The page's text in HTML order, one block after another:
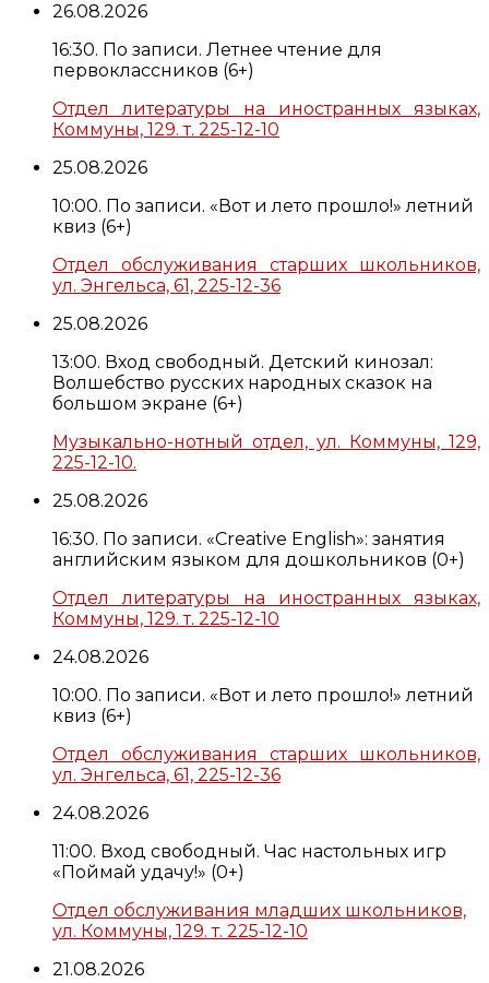
26.08.2026
16:30. По записи. Летнее чтение для
первоклассников (6+)
Отдел литературы на иностранных языках,
Коммуны, 129. т. 225-12-10
25.08.2026
10:00. По записи. «Вот и лето прошло!» летний
квиз (6+)
Отдел обслуживания старших школьников,
ул. Энгельса, 61, 225-12-36
25.08.2026
13:00. Вход свободный. Детский кинозал:
Волшебство русских народных сказок на
большом экране (6+)
Музыкально-нотный отдел, ул. Коммуны, 129,
225-12-10.
25.08.2026
16:30. По записи. «Creative English»: занятия
английским языком для дошкольников (0+)
Отдел литературы на иностранных языках,
Коммуны, 129. т. 225-12-10
24.08.2026
10:00. По записи. «Вот и лето прошло!» летний
квиз (6+)
Отдел обслуживания старших школьников,
ул. Энгельса, 61, 225-12-36
24.08.2026
11:00. Вход свободный. Час настольных игр
«Поймай удачу!» (0+)
Отдел обслуживания младших школьников,
ул. Коммуны, 129. т. 225-12-10
21.08.2026